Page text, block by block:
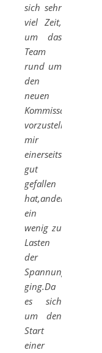
sich sehr
viel Zeit,
um das
Team
rund um
den
neuen
Kommissar
vorzustellen,was
mir
einerseits
gut
gefallen
hat,andererseits
ein
wenig zu
Lasten
der
Spannung
ging.Da
es sich
um den
Start
einer